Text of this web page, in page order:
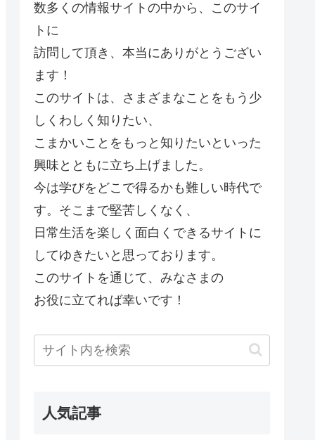
数多くの情報サイトの中から、このサイ
トに
訪問して頂き、本当にありがとうござい
ます！
このサイトは、さまざまなことをもう少
しくわしく知りたい、
こまかいことをもっと知りたいといった
興味とともに立ち上げました。
今は学びをどこで得るかも難しい時代で
す。そこまで堅苦しくなく、
日常生活を楽しく面白くできるサイトに
してゆきたいと思っております。
このサイトを通じて、みなさまの
お役に立てれば幸いです！
人気記事